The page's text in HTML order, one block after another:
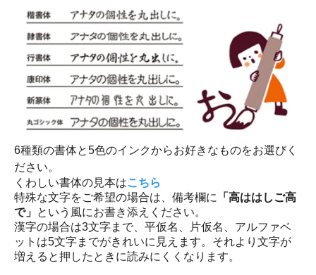
6種類の書体と5色のインクからお好きなものをお選びく
ださい。
くわしい書体の見本はこちら
特殊な文字をご希望の場合は、備考欄に
「高ははしご高
で」 という風にお書き添えください。
漢字の場合は3文字まで、平仮名、片仮名、アルファベ
ットは5文字までがきれいに見えます。それより文字が
増えると押したときに読みにくくなります。